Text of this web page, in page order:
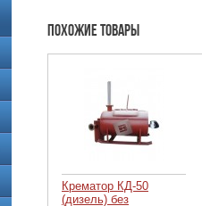
Похожие товары
Крематор КД-50
(дизель) без